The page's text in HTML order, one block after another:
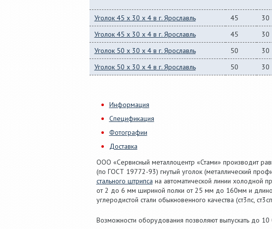
Уголок 45 x 30 x 4 в г. Ярославль
45 30
Уголок 45 x 30 x 4 в г. Ярославль
45 30
Уголок 50 x 30 x 4 в г. Ярославль
50 30
Уголок 50 x 30 x 4 в г. Ярославль
50 30
Информация
Спецификация
Фотографии
Доставка
ООО «Сервисный металлоцентр «Стами» производит
(по ГОСТ 19772-93) гнутый уголок (металлический
стального штрипса на автоматической линии холодной
от 2 до 6 мм шириной полки от 25 мм до 160мм и
углеродистой стали обыкновенного качества (ст3пс,
Возможности оборудования позволяют выпускать до 10